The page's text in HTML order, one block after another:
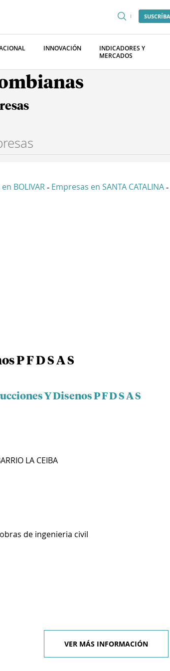
INNOVACIÓN
INDICADORES Y
MERCADOS
BOLIVAR - Empresas en SANTA CATALINA -
P F D S A S
Y Disenos P F D S A S
LA CEIBA
de ingenieria civil
VER MÁS INFORMACIÓN